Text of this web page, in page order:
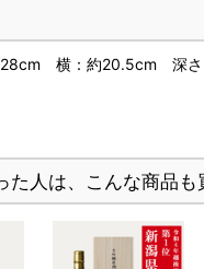
28cm 横：約20.5cm 深
た人は、こんな商品も